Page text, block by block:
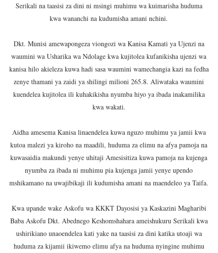
HABARI ZILIZOPEWA UZITO WA JUU KATIKA
Serikali na taasisi za dini ni msingi muhimu wa kuimarisha huduma
kwa wananchi na kudumisha amani nchini.
Dkt. Munisi amewapongeza viongozi wa Kanisa Kamati ya Ujenzi na
waumini wa Usharika wa Ndolage kwa kujitolea kufanikisha ujenzi wa
kanisa hilo akieleza kuwa hadi sasa waumini wamechangia kazi na fedha
zenye thamani ya zaidi ya shilingi milioni 265.8. Aliwataka waumini
kuendelea kujitolea ili kuhakikisha nyumba hiyo ya ibada inakamilika
kwa wakati.
Aidha amesema Kanisa linaendelea kuwa nguzo muhimu ya jamii kwa
kutoa malezi ya kiroho na maadili, huduma za elimu na afya pamoja na
kuwasaidia makundi yenye uhitaji Amesisitiza kuwa pamoja na kujenga
nyumba za ibada ni muhimu pia kujenga jamii yenye upendo
mshikamano na uwajibikaji ili kudumisha amani na maendeleo ya Taifa.
Kwa upande wake Askofu wa KKKT Dayosisi ya Kaskazini Magharibi
Baba Askofu Dkt. Abednego Keshomshahara ameishukuru Serikali kwa
ushirikiano unaoendelea kati yake na taasisi za dini katika utoaji wa
huduma za kijamii ikiwemo elimu afya na huduma nyingine muhimu